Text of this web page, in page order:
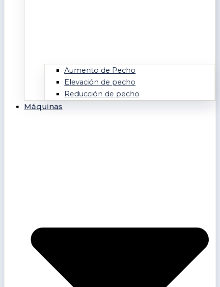
Aumento de Pecho
Elevación de pecho
Reducción de pecho
Máquinas